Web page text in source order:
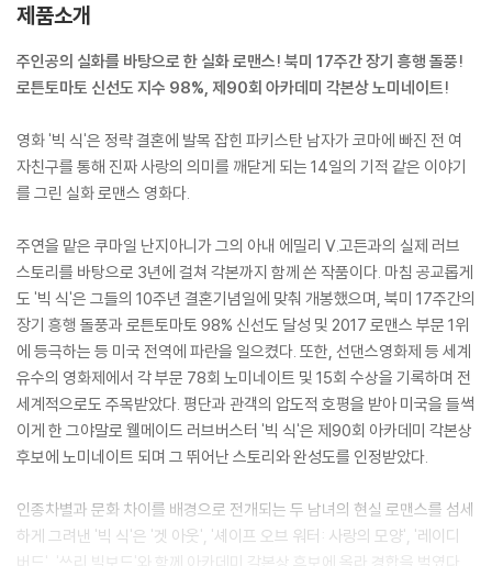
제품소개
주인공의 실화를 바탕으로 한 실화 로맨스! 북미 17주간 장기 흥행 돌풍!
로튼토마토 신선도 지수 98%, 제90회 아카데미 각본상 노미네이트!
영화 '빅 식'은 정략 결혼에 발목 잡힌 파키스탄 남자가 코마에 빠진 전 여
자친구를 통해 진짜 사랑의 의미를 깨닫게 되는 14일의 기적 같은 이야기
를 그린 실화 로맨스 영화다.
주연을 맡은 쿠마일 난지아니가 그의 아내 에밀리 V.고든과의 실제 러브
스토리를 바탕으로 3년에 걸쳐 각본까지 함께 쓴 작품이다. 마침 공교롭게
도 '빅 식'은 그들의 10주년 결혼기념일에 맞춰 개봉했으며, 북미 17주간의
장기 흥행 돌풍과 로튼토마토 98% 신선도 달성 및 2017 로맨스 부문 1위
에 등극하는 등 미국 전역에 파란을 일으켰다. 또한, 선댄스영화제 등 세계
유수의 영화제에서 각 부문 78회 노미네이트 및 15회 수상을 기록하며 전
세계적으로도 주목받았다. 평단과 관객의 압도적 호평을 받아 미국을 들썩
이게 한 그야말로 웰메이드 러브버스터 '빅 식'은 제90회 아카데미 각본상
후보에 노미네이트 되며 그 뛰어난 스토리와 완성도를 인정받았다.
인종차별과 문화 차이를 배경으로 전개되는 두 남녀의 현실 로맨스를 섬세
하게 그려낸 '빅 식'은 '겟 아웃', '셰이프 오브 워터: 사랑의 모양', '레이디